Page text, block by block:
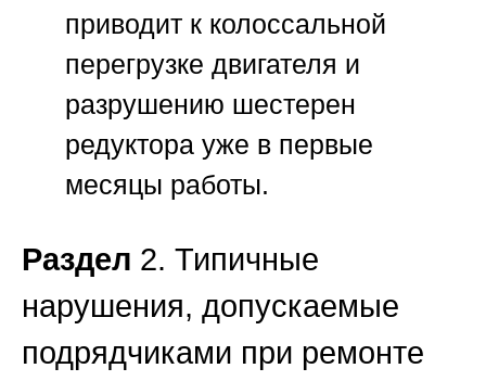
приводит к колоссальной
перегрузке двигателя и
разрушению шестерен
редуктора уже в первые
месяцы работы.
Раздел 2. Типичные
нарушения, допускаемые
подрядчиками при ремонте